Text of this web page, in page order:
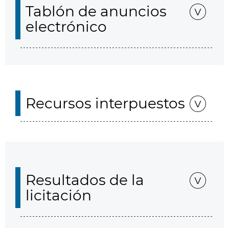
Tablón de anuncios
electrónico
Recursos interpuestos
Resultados de la
licitación